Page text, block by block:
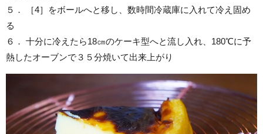
５． ［4］をボールへと移し、数時間冷蔵庫に入れて冷え固め
る
６． 十分に冷えたら18㎝のケーキ型へと流し入れ、180℃に予
熱したオーブンで３５分焼いて出来上がり